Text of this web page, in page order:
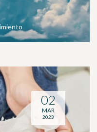
02
MAR
2023